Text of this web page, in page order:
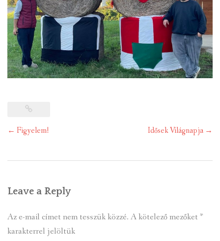
Post
← Figyelem! Idősek Világnapja →
Leave a Reply
Az e-mail címet nem tesszük közzé. A kötelező mezőket *
karakterrel jelöltük